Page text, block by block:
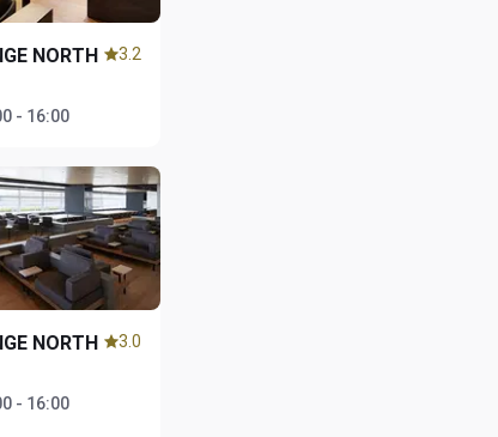
NORTH
- 16:00
3.2
NORTH
- 16:00
3.0